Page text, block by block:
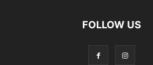
FOLLOW US